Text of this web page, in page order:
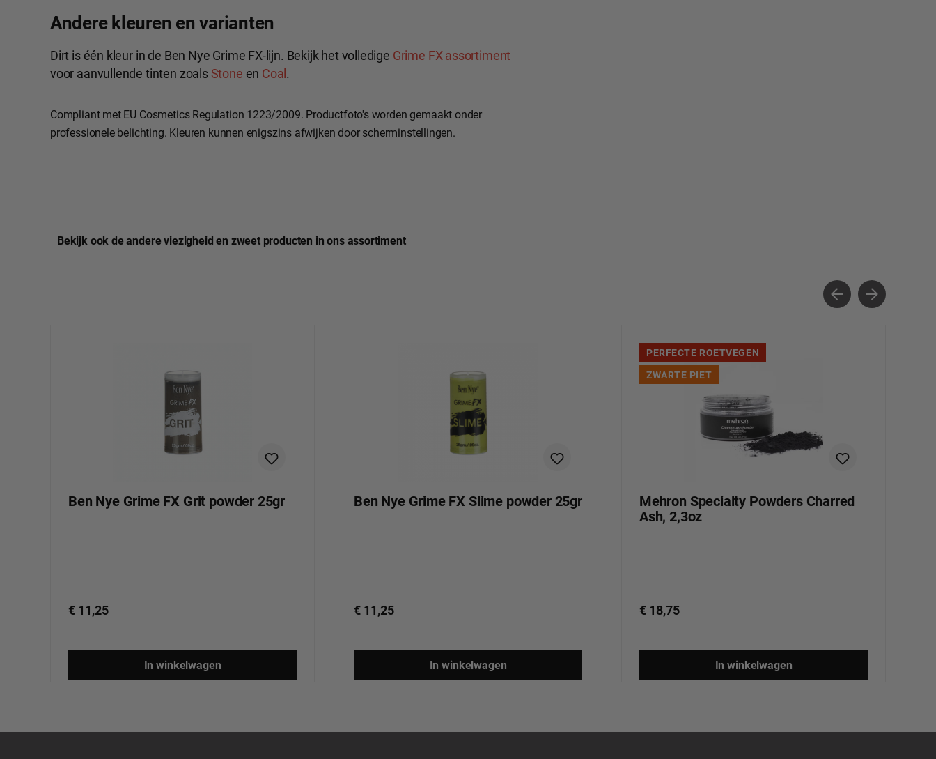
Andere kleuren en varianten
Dirt is één kleur in de Ben Nye Grime FX-lijn. Bekijk het volledige Grime FX assortiment
voor aanvullende tinten zoals Stone en Coal.
Compliant met EU Cosmetics Regulation 1223/2009. Productfoto's worden gemaakt onder
professionele belichting. Kleuren kunnen enigszins afwijken door scherminstellingen.
Bekijk ook de andere viezigheid en zweet producten in ons assortiment
Ben Nye Grime FX Grit powder 25gr
€ 11,25
In winkelwagen
Ben Nye Grime FX Slime powder 25gr
€ 11,25
In winkelwagen
PERFECTE ROETVEGEN
ZWARTE PIET
Mehron Specialty Powders Charred
Ash, 2,3oz
€ 18,75
In winkelwagen